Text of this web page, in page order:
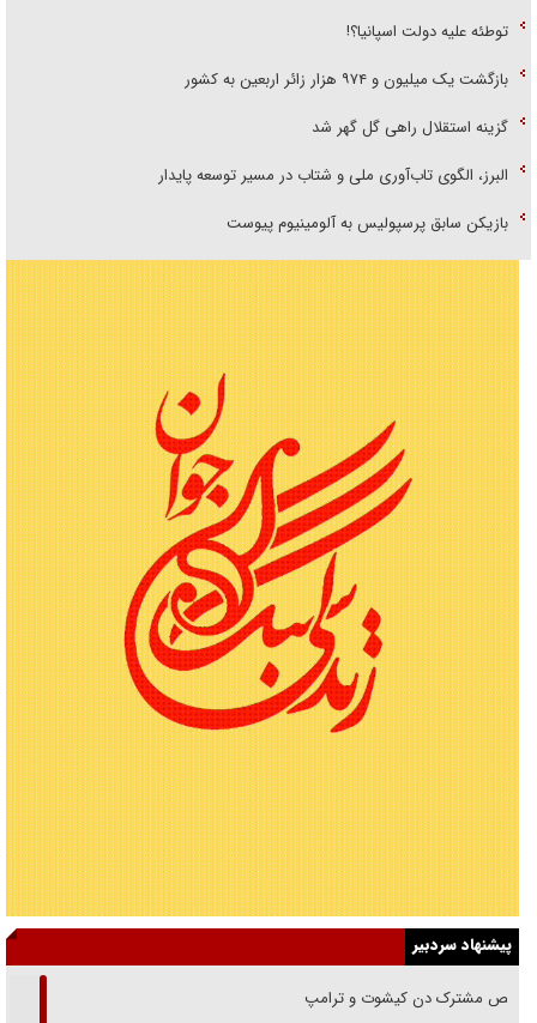
توطئه علیه دولت اسپانیا؟!
بازگشت یک میلیون و ۹۷۴ هزار زائر اربعین به کشور
گزینه استقلال راهی گل گهر شد
البرز، الگوی تاب‌آوری ملی و شتاب در مسیر توسعه پایدار
بازیکن سابق پرسپولیس به آلومینیوم پیوست
پیشنهاد سردبیر
رقص مشترک دن کیشوت و ترامپ